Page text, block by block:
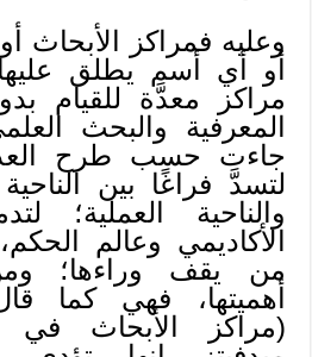
وعليه فمراكز الأبحاث
أو أي أسم يطلق
مراكز معدَّة للقيام
المعرفية والبحث
جاءت حسب طرح
لتسدَّ فراغًا بين
والناحية العملية؛
الأكاديمي وعالم
من يقف وراءها؛
أهميتها، فهي كما
(مراكز الأبحاث في